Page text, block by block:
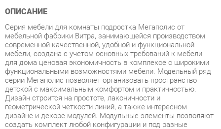
мебельной фабрики Витра, занимающейся производством
современной качественной, удобной и функциональной
мебели, создана с учетом основных требований к мебели
для дома ценовая экономичность в комплексе с широкими
функциональными возможностями мебели. Модельный ряд
серии Мегаполис позволяет организовать пространство
детской с максимальным комфортом и практичностью.
Дизайн строится на простоте, лаконичности и
геометрической четкости линий, а также интересном
дизайне и декоре модулей. Модульные элементы позволяют
создать комплект любой конфигурации и под разные
размеры помещения. Безопасность и экологичность лежат в
основе детских линеек фабрики Витра. Нежная белая
расцветка, классический декор и хорошо подобранная
фурнитура все это делает этот гарнитур уникальным. Мебель